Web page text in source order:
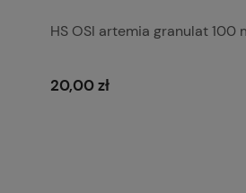
HS OSI artemia granulat 100
20,00 zł